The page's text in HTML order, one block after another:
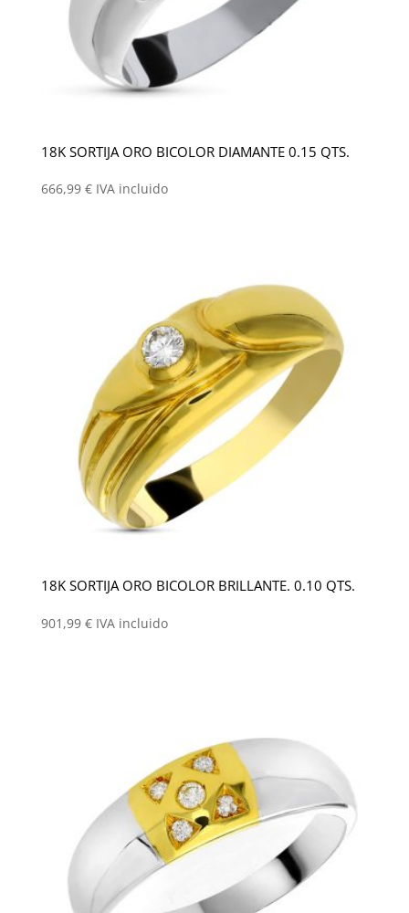
18K SORTIJA ORO BICOLOR DIAMANTE 0.15 QTS.
666,99 € IVA incluido
18K SORTIJA ORO BICOLOR BRILLANTE. 0.10 QTS.
901,99 € IVA incluido